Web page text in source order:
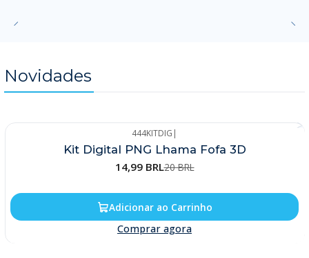
Novidades
444KITDIG |
Kit Digital PNG Lhama Fofa 3D
14,99 BRL20 BRL
Adicionar ao Carrinho
Comprar agora